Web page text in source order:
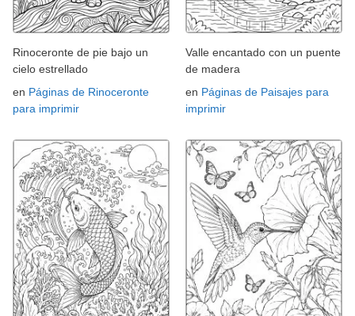
Rinoceronte de pie bajo un
cielo estrellado
en Páginas de Rinoceronte
para imprimir
Valle encantado con un puente
de madera
en Páginas de Paisajes para
imprimir